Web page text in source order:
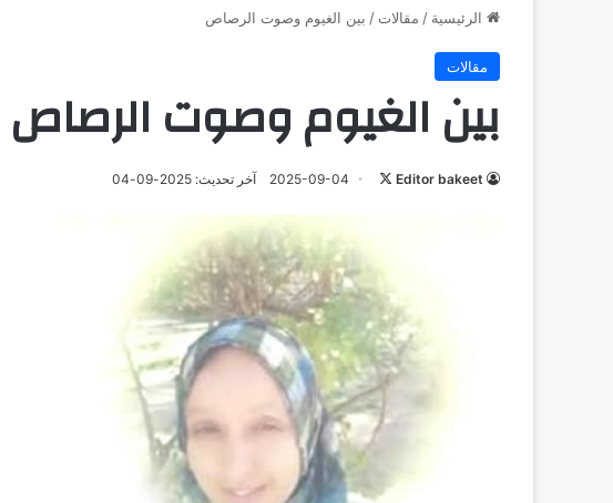
الرئيسية / مقالات / بين الغيوم وصوت الرصاص
مقالات
بين الغيوم وصوت الرصاص
Editor bakeet
2025-09-04 آخر تحديث: 2025-09-04